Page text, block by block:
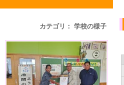
カテゴリ： 学校の様子